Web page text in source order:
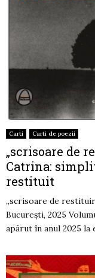
Carti Carti de poezii
„scrisoare de
Catrina:
restituit
„scrisoare de
București, 2025
apărut în anul 2025 la